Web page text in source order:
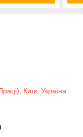
Київ, Україна